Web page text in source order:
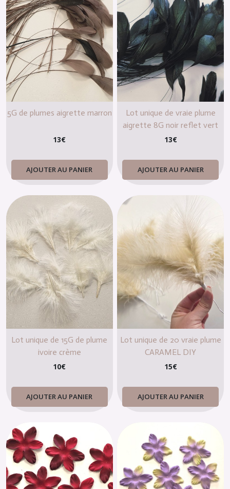
5G de plumes aigrette marron
13€
AJOUTER AU PANIER
Lot unique de vraie plume
aigrette 8G noir reflet vert
13€
AJOUTER AU PANIER
Lot unique de 15G de plume
ivoire crème
10€
AJOUTER AU PANIER
Lot unique de 20 vraie plume
CARAMEL DIY
15€
AJOUTER AU PANIER